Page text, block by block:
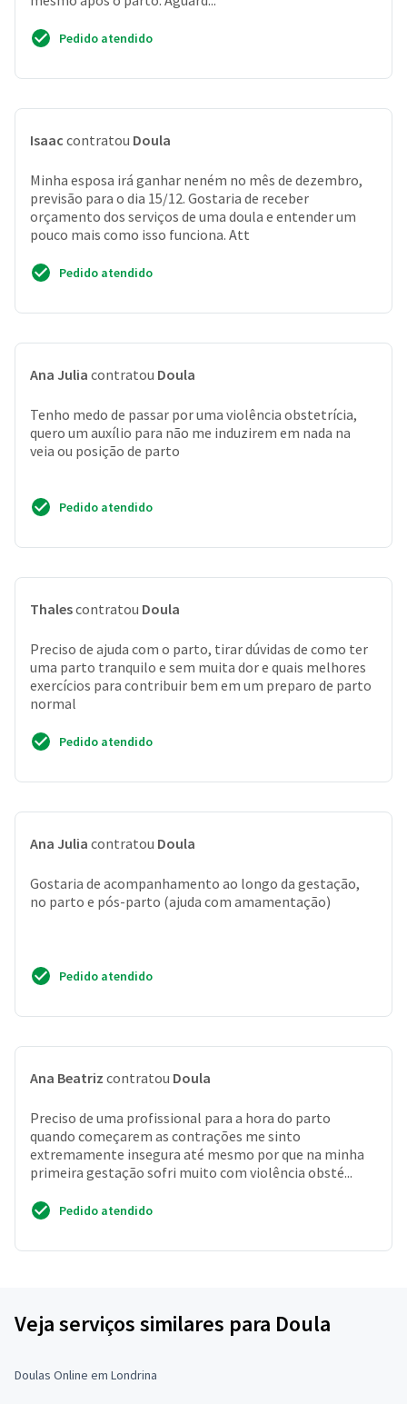
Pedido atendido
Isaac contratou Doula
Minha esposa irá ganhar neném no mês de dezembro,
previsão para o dia 15/12. Gostaria de receber
orçamento dos serviços de uma doula e entender um
pouco mais como isso funciona. Att
Pedido atendido
Ana Julia contratou Doula
Tenho medo de passar por uma violência obstetrícia,
quero um auxílio para não me induzirem em nada na
veia ou posição de parto
Pedido atendido
Thalescontratou Doula
Preciso de ajuda com o parto, tirar dúvidas de como ter
uma parto tranquilo e sem muita dor e quais melhores
exercícios para contribuir bem em um preparo de parto
normal
Pedido atendido
Ana Julia contratou Doula
Gostaria de acompanhamento ao longo da gestação,
no parto e pós-parto (ajuda com amamentação)
Pedido atendido
Ana Beatriz contratou Doula
Preciso de uma profissional para a hora do parto
quando começarem as contrações me sinto
extremamente insegura até mesmo por que na minha
primeira gestação sofri muito com violência obsté...
Pedido atendido
Veja serviços similares para Doula
Doulas Online em Londrina